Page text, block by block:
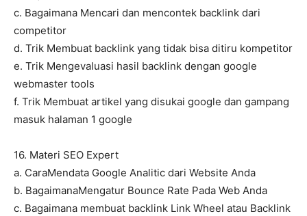
c. Bagaimana Mencari dan mencontek backlink dari
competitor
d. Trik Membuat backlink yang tidak bisa ditiru kompetitor
e. Trik Mengevaluasi hasil backlink dengan google
webmaster tools
f. Trik Membuat artikel yang disukai google dan gampang
masuk halaman 1 google
16. Materi SEO Expert
a. CaraMendata Google Analitic dari Website Anda
b. BagaimanaMengatur Bounce Rate Pada Web Anda
c. Bagaimana membuat backlink Link Wheel atau Backlink